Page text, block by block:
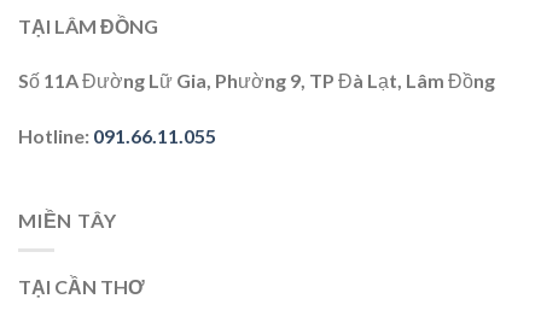
TẠI LÂM ĐỒNG
Số 11A Đường Lữ Gia, Phường 9, TP Đà Lạt, Lâm Đồng
Hotline: 091.66.11.055
MIỀN TÂY
TẠI CẦN THƠ